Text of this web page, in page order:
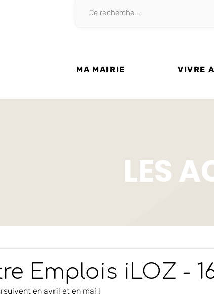
MA MAIRIE VIVRE
LES
Emplois iLOZ -
en avril et en mai !